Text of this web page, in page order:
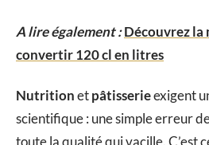
A lire également :Découvrez la
convertir 120 cl en litres
Nutritionetpâtisserieexigent
scientifique : une simple erreur
toute la qualité qui vacille. C’est